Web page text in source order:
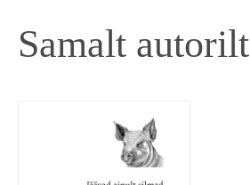
Samalt autorilt